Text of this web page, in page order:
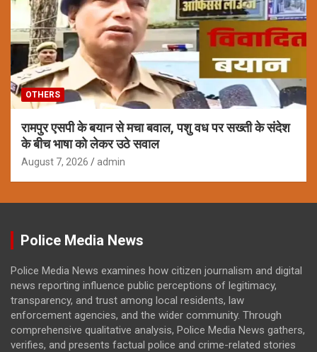
OTHERS
रामपुर एसपी के बयान से मचा बवाल, पशु वध पर सख्ती के संदेश
के बीच भाषा को लेकर उठे सवाल
August 7, 2026 admin
Police Media News
Police Media News examines how citizen journalism and digital
news reporting influence public perceptions of legitimacy,
transparency, and trust among local residents, law
enforcement agencies, and the wider community. Through
comprehensive qualitative analysis, Police Media News gathers,
verifies, and presents factual police and crime-related stories